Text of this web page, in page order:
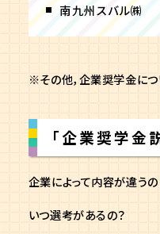
南九州スバル㈱
※その他，企業奨学金につ
「企業奨学金
企業によって内容が違うの
いつ選考があるの？